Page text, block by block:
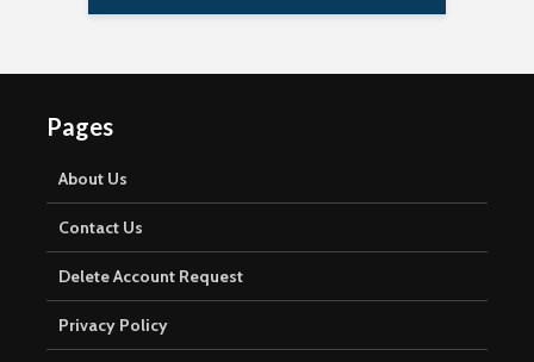
Pages
About Us
Contact Us
Delete Account Request
Privacy Policy